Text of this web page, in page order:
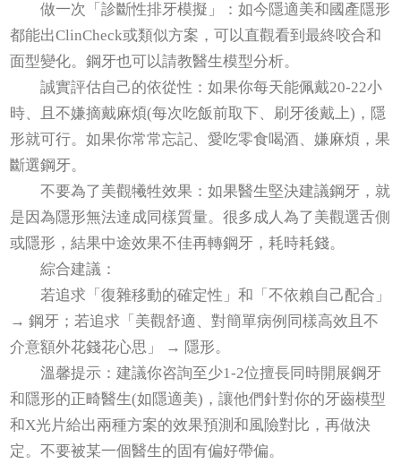
做一次「診斷性排牙模擬」：如今隱適美和國產隱形
都能出ClinCheck或類似方案，可以直觀看到最終咬合和
面型變化。鋼牙也可以請教醫生模型分析。
誠實評估自己的依從性：如果你每天能佩戴20-22小
時、且不嫌摘戴麻煩(每次吃飯前取下、刷牙後戴上)，隱
形就可行。如果你常常忘記、愛吃零食喝酒、嫌麻煩，果
斷選鋼牙。
不要為了美觀犧牲效果：如果醫生堅決建議鋼牙，就
是因為隱形無法達成同樣質量。很多成人為了美觀選舌側
或隱形，結果中途效果不佳再轉鋼牙，耗時耗錢。
綜合建議：
若追求「復雜移動的確定性」和「不依賴自己配合」
→ 鋼牙；若追求「美觀舒適、對簡單病例同樣高效且不
介意額外花錢花心思」 → 隱形。
溫馨提示：建議你咨詢至少1-2位擅長同時開展鋼牙
和隱形的正畸醫生(如隱適美)，讓他們針對你的牙齒模型
和X光片給出兩種方案的效果預測和風險對比，再做決
定。不要被某一個醫生的固有偏好帶偏。